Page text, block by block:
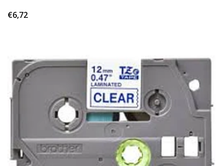
€6,72